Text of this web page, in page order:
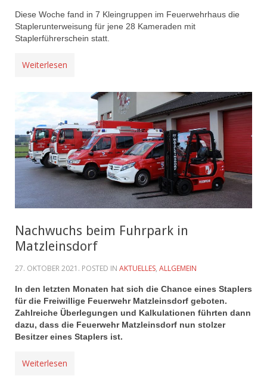
Diese Woche fand in 7 Kleingruppen im Feuerwehrhaus die
Staplerunterweisung für jene 28 Kameraden mit
Staplerführerschein statt.
Weiterlesen
Nachwuchs beim Fuhrpark in
Matzleinsdorf
27. OKTOBER 2021 . POSTED IN AKTUELLES, ALLGEMEIN
In den letzten Monaten hat sich die Chance eines Staplers
für die Freiwillige Feuerwehr Matzleinsdorf geboten.
Zahlreiche Überlegungen und Kalkulationen führten dann
dazu, dass die Feuerwehr Matzleinsdorf nun stolzer
Besitzer eines Staplers ist.
Weiterlesen